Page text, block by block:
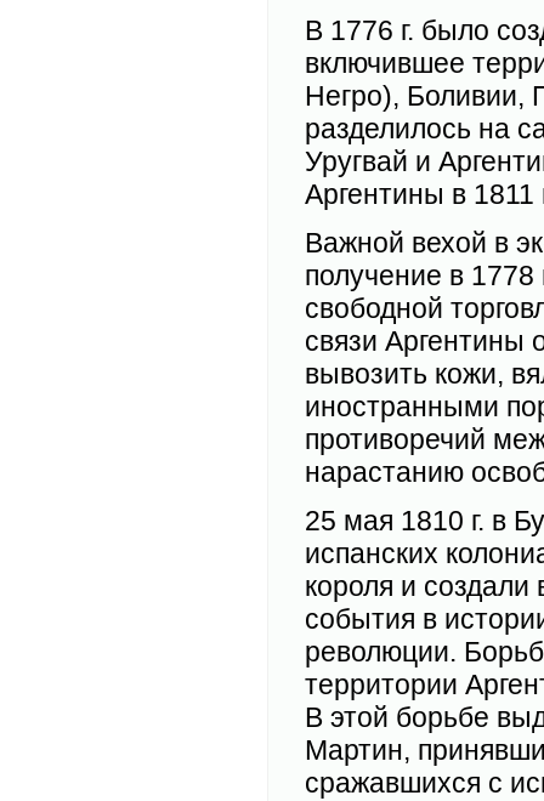
В 1776 г. было
включившее
Негро), Боливии,
разделилось на
Уругвай и
Аргентины в 1811
Важной вехой в
получение в
свободной
связи Аргентины
вывозить кожи,
иностранными
противоречий
нарастанию
25 мая 1810 г. в
испанских
короля и
события в
революции.
территории
В этой борьбе
Мартин,
сражавшихся с